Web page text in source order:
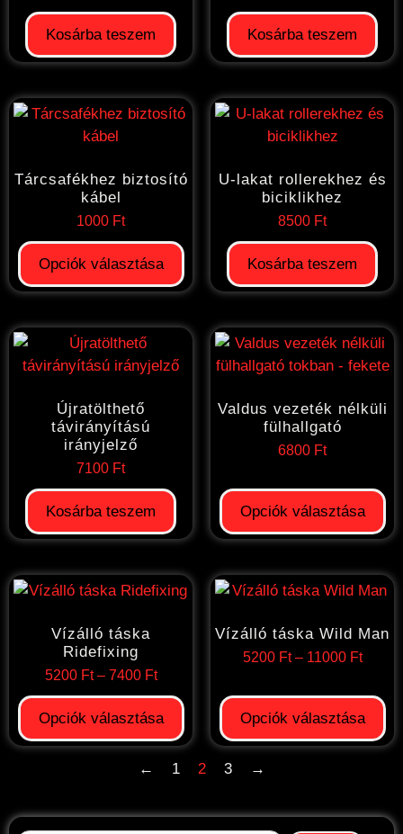
Kosárba teszem Kosárba teszem
Tárcsafékhez biztosító
kábel
1000 Ft
Opciók választása
U-lakat rollerekhez és
biciklikhez
8500 Ft
Kosárba teszem
Újratölthető
távirányítású
irányjelző
7100 Ft
Kosárba teszem
Valdus vezeték nélküli
fülhallgató
6800 Ft
Opciók választása
Vízálló táska
Ridefixing
5200 Ft – 7400 Ft
Opciók választása
Vízálló táska Wild Man
5200 Ft – 11000 Ft
Opciók választása
← 1 2 3 →